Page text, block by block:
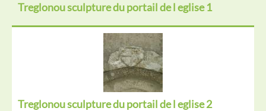
Treglonou sculpture du portail de l eglise 1
Treglonou sculpture du portail de l eglise 2